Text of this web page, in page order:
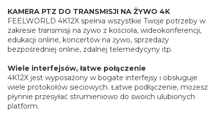
KAMERA PTZ DO TRANSMISJI NA ŻYWO 4K
FEELWORLD 4K12X spełnia wszystkie Twoje potrzeby w
zakresie transmisji na żywo z kościoła, wideokonferencji,
edukacji online, koncertów na żywo, sprzedaży
bezpośredniej online, zdalnej telemedycyny itp.
Wiele interfejsów, łatwe połączenie
4K12X jest wyposażony w bogate interfejsy i obsługuje
wiele protokołów sieciowych. Łatwe podłączenie, możesz
płynnie przesyłać strumieniowo do swoich ulubionych
platform.